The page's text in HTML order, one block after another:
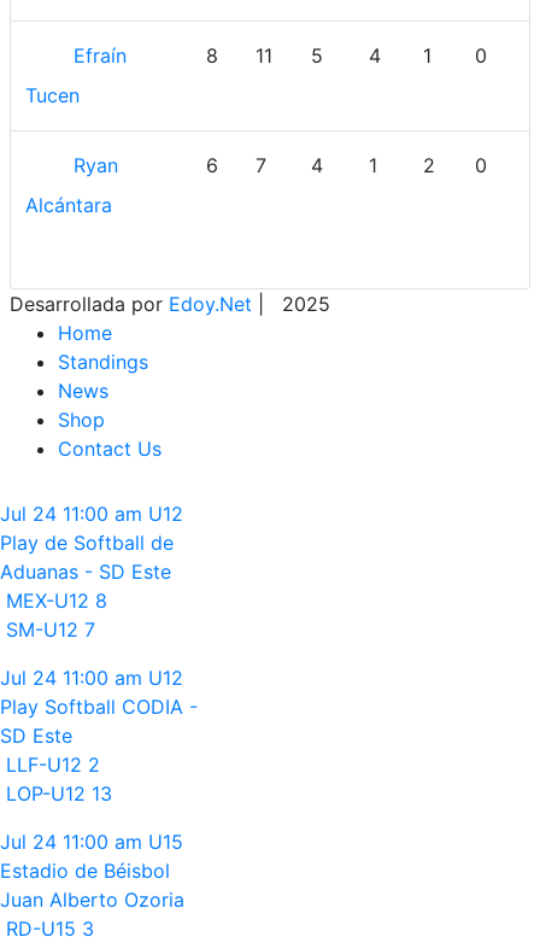
Efraín
Tucen
8 11 5 4 1 0
Ryan
Alcántara
6 7 4 1 2 0
Desarrollada por Edoy.Net | 2025
Home
Standings
News
Shop
Contact Us
Jul 24 11:00 am U12
Play de Softball de
Aduanas - SD Este
MEX-U12 8
SM-U12 7
Jul 24 11:00 am U12
Play Softball CODIA -
SD Este
LLF-U12 2
LOP-U12 13
Jul 24 11:00 am U15
Estadio de Béisbol
Juan Alberto Ozoria
RD-U15 3